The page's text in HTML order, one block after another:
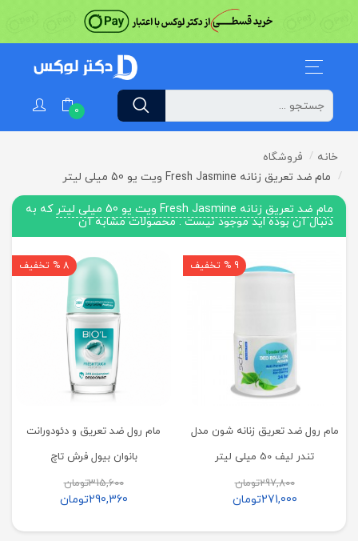
0
خانه
فروشگاه
مام ضد تعریق زنانه Fresh Jasmine ویت یو 50 میلی لیتر
مام ضد تعریق زنانه Fresh Jasmine ویت یو 50 میلی لیتر
که به
دنبال آن بوده اید موجود نیست . محصولات مشابه آن
9 % تخفیف
مام رول ضد تعریق زنانه شون مدل
تندر لیف 50 میلی لیتر
297,800تومان
271,000تومان
8 % تخفیف
مام رول ضد تعریق و دئودورانت
بانوان بیول فرش تاچ
315,600تومان
290,360تومان